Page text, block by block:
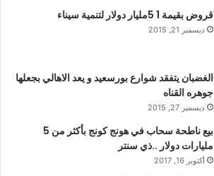
قروض بقيمة 1 5مليار دولار لتنمية سيناء
ديسمبر 21, 2015
الغضبان يتفقد شوارع بورسعيد و يعد الاهالي بجعلها
جوهره القناه
ديسمبر 27, 2015
بيع ناطحة سحاب في هونج كونج بأكثر من 5
مليارات دولار ..ذي سنتر
أكتوبر 16, 2017